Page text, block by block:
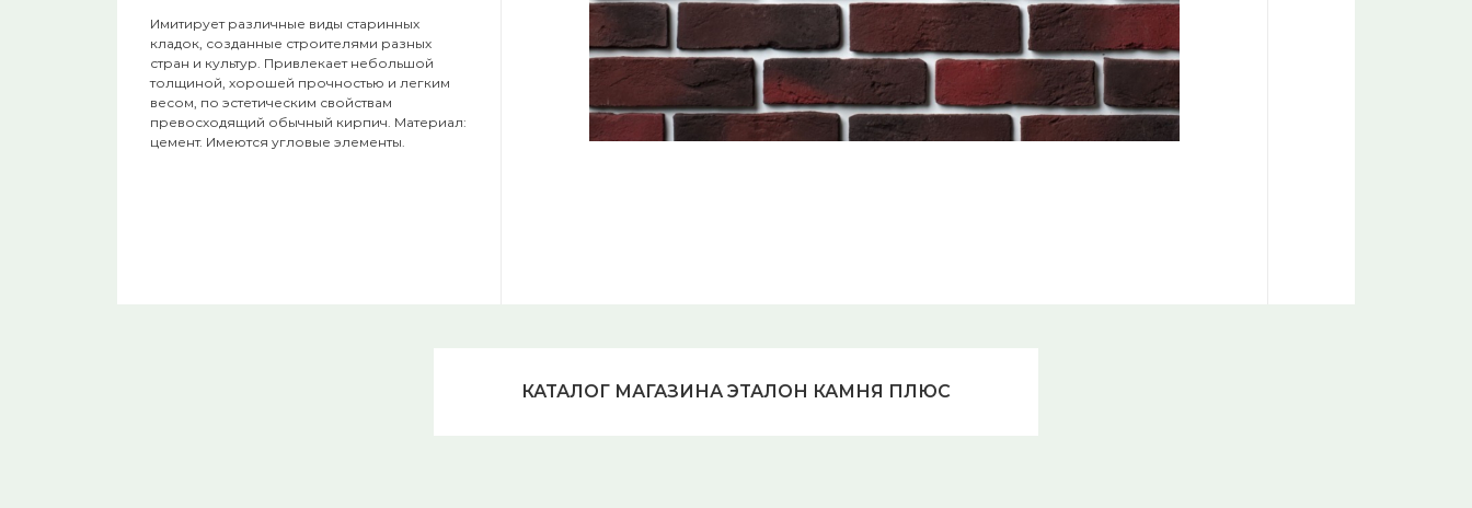
Имитирует различные виды старинных
кладок, созданные строителями разных
стран и культур. Привлекает небольшой
толщиной, хорошей прочностью и легким
весом, по эстетическим свойствам
превосходящий обычный кирпич. Материал:
цемент. Имеются угловые элементы.
КАТАЛОГ МАГАЗИНА ЭТАЛОН КАМНЯ ПЛЮС